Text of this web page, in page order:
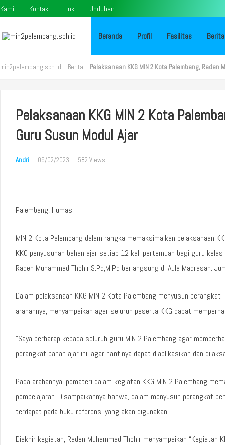
Kami Kontak Link Unduhan
Beranda Profil Fasilitas Berita
min2palembang.sch.id Berita Pelaksanaan KKG MIN 2 Kota Palembang, Raden
Pelaksanaan KKG MIN 2 Kota
Guru Susun Modul Ajar
Andri 09/02/2023 582 Views
Palembang, Humas.
MIN 2 Kota Palembang dalam rangka memaksimalkan pelaksanaan
KKG penyusunan bahan ajar setiap 12 kali pertemuan bagi guru
Raden Muhammad Thohir,S.Pd,M.Pd berlangsung di Aula Madrasah.
Dalam pelaksanaan KKG MIN 2 Kota Palembang menyusun
arahannya, menyampaikan agar seluruh peserta KKG dapat
“Saya berharap kepada seluruh guru MIN 2 Palembang agar
perangkat bahan ajar ini, agar nantinya dapat diaplikasikan dan
Pada arahannya, pemateri dalam kegiatan KKG MIN 2 Palembang
pembelajaran. Disampaikannya bahwa, dalam menyusun perangkat
terdapat pada buku referensi yang akan digunakan.
Diakhir kegiatan, Raden Muhammad Thohir menyampaikan